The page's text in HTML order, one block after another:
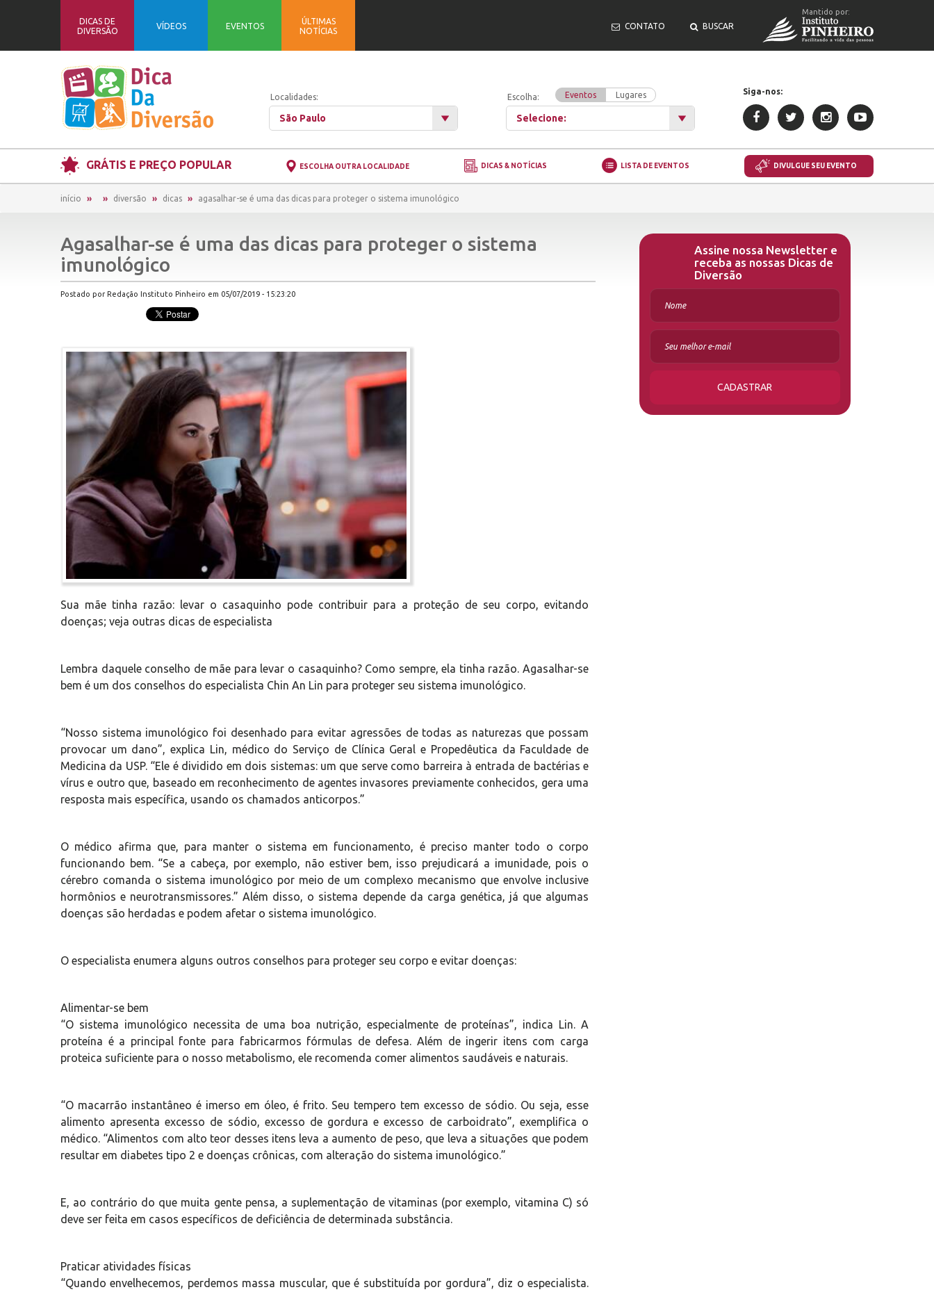
DICAS DE
DIVERSÃO
VÍDEOS EVENTOS
ÚLTIMAS
NOTÍCIAS
CONTATO BUSCAR
Mantido por:
Localidades:
São Paulo
Escolha: Eventos Lugares
Selecione:
Siga-nos:
GRÁTIS E PREÇO POPULAR ESCOLHA OUTRA LOCALIDADE DICAS & NOTÍCIAS LISTA DE EVENTOS DIVULGUE SEU EVENTO
início diversão dicas agasalhar-se é uma das dicas para proteger o sistema imunológico
Agasalhar-se é uma das dicas para proteger o sistema
imunológico
Postado por Redação Instituto Pinheiro em 05/07/2019 - 15:23:20
Sua mãe tinha razão: levar o casaquinho pode contribuir para a proteção de seu corpo, evitando
doenças; veja outras dicas de especialista
Lembra daquele conselho de mãe para levar o casaquinho? Como sempre, ela tinha razão. Agasalhar-se
bem é um dos conselhos do especialista Chin An Lin para proteger seu sistema imunológico.
“Nosso sistema imunológico foi desenhado para evitar agressões de todas as naturezas que possam
provocar um dano”, explica Lin, médico do Serviço de Clínica Geral e Propedêutica da Faculdade de
Medicina da USP. “Ele é dividido em dois sistemas: um que serve como barreira à entrada de bactérias e
vírus e outro que, baseado em reconhecimento de agentes invasores previamente conhecidos, gera uma
resposta mais específica, usando os chamados anticorpos.”
O médico afirma que, para manter o sistema em funcionamento, é preciso manter todo o corpo
funcionando bem. “Se a cabeça, por exemplo, não estiver bem, isso prejudicará a imunidade, pois o
cérebro comanda o sistema imunológico por meio de um complexo mecanismo que envolve inclusive
hormônios e neurotransmissores.” Além disso, o sistema depende da carga genética, já que algumas
doenças são herdadas e podem afetar o sistema imunológico.
O especialista enumera alguns outros conselhos para proteger seu corpo e evitar doenças:
Alimentar-se bem
“O sistema imunológico necessita de uma boa nutrição, especialmente de proteínas”, indica Lin. A
proteína é a principal fonte para fabricarmos fórmulas de defesa. Além de ingerir itens com carga
proteica suficiente para o nosso metabolismo, ele recomenda comer alimentos saudáveis e naturais.
“O macarrão instantâneo é imerso em óleo, é frito. Seu tempero tem excesso de sódio. Ou seja, esse
alimento apresenta excesso de sódio, excesso de gordura e excesso de carboidrato”, exemplifica o
médico. “Alimentos com alto teor desses itens leva a aumento de peso, que leva a situações que podem
resultar em diabetes tipo 2 e doenças crônicas, com alteração do sistema imunológico.”
E, ao contrário do que muita gente pensa, a suplementação de vitaminas (por exemplo, vitamina C) só
deve ser feita em casos específicos de deficiência de determinada substância.
Praticar atividades físicas
“Quando envelhecemos, perdemos massa muscular, que é substituída por gordura”, diz o especialista.
Assine nossa Newsletter e
receba as nossas Dicas de
Diversão
CADASTRAR